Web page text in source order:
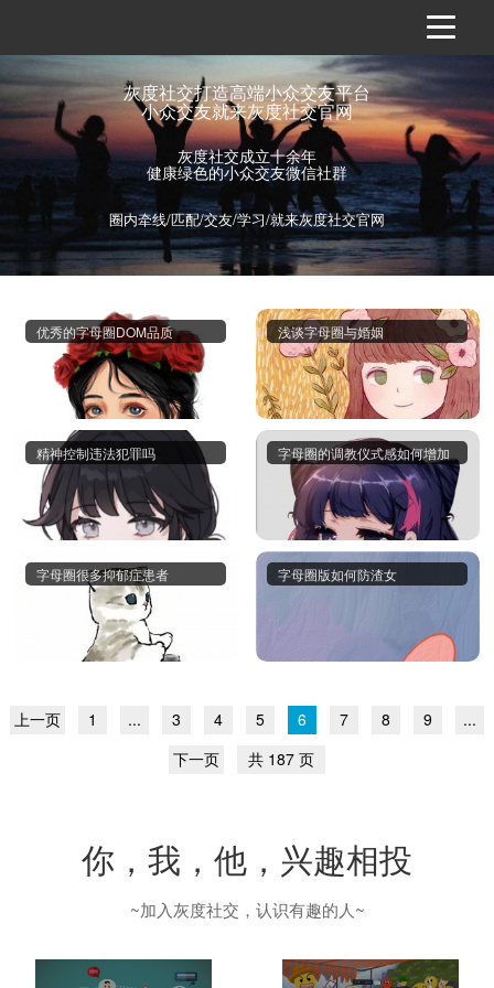
灰度社交打造高端小众交友平台
小众交友就来灰度社交官网
灰度社交成立十余年
健康绿色的小众交友微信社群
圈内牵线/匹配/交友/学习/就来灰度社交官网
优秀的字母圈DOM品质 浅谈字母圈与婚姻
精神控制违法犯罪吗 字母圈的调教仪式感如何增加
字母圈很多抑郁症患者 字母圈版如何防渣女
上一页 1 ... 3 4 5 6 7 8 9
...
下一页
共 187 页
你，我，他，兴趣相投
~加入灰度社交，认识有趣的人~